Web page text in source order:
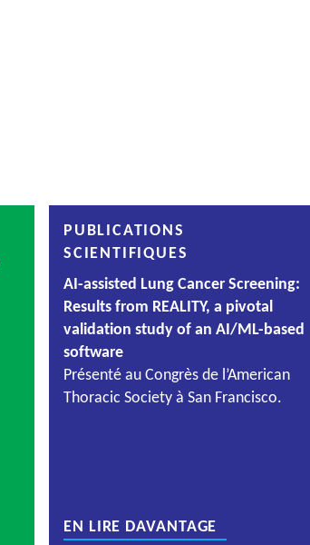
PUBLICATIONS
SCIENTIFIQUES
AI-assisted Lung Cancer Screening:
Results from REALITY, a pivotal
validation study of an AI/ML-based
software
Présenté au Congrès de l’American
Thoracic Society à San Francisco.
EN LIRE DAVANTAGE